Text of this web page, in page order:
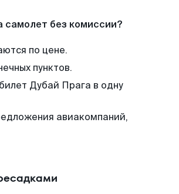
самолет без комиссии?
по цене.
пунктов.
Дубай Прага в одну
авиакомпаний,